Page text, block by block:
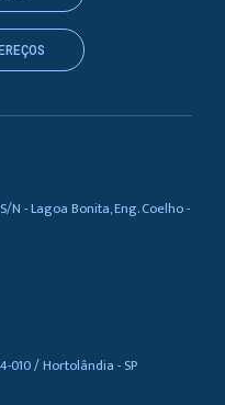
- Lagoa Bonita, Eng. Coelho -
010 / Hortolândia - SP